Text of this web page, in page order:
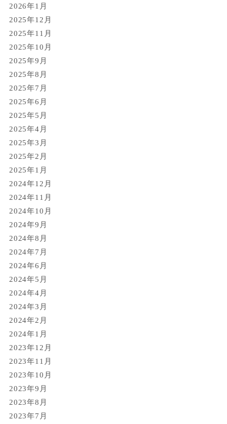
2026年1月
2025年12月
2025年11月
2025年10月
2025年9月
2025年8月
2025年7月
2025年6月
2025年5月
2025年4月
2025年3月
2025年2月
2025年1月
2024年12月
2024年11月
2024年10月
2024年9月
2024年8月
2024年7月
2024年6月
2024年5月
2024年4月
2024年3月
2024年2月
2024年1月
2023年12月
2023年11月
2023年10月
2023年9月
2023年8月
2023年7月